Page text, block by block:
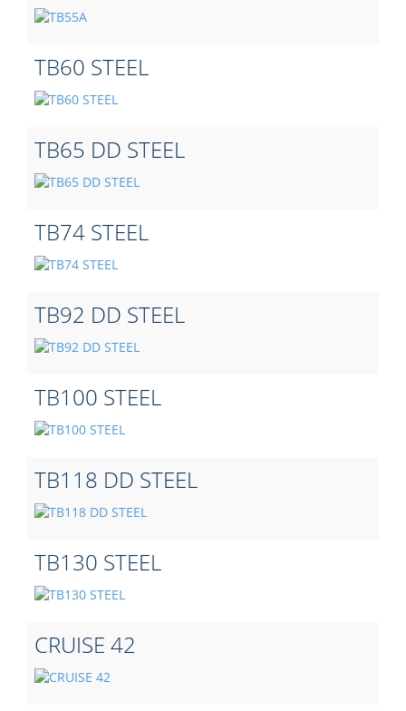
TB60 STEEL
TB65 DD STEEL
TB74 STEEL
TB92 DD STEEL
ТВ100 STEEL
TB118 DD STEEL
TB130 STEEL
CRUISE 42